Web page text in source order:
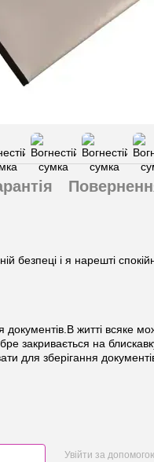
безпеці і я нарешті
житті всяке
закривається на
для зберігання
Увійти за